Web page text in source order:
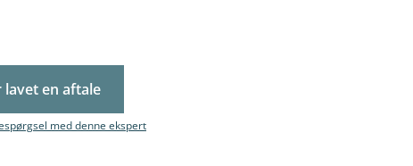
lavet en aftale
med denne ekspert